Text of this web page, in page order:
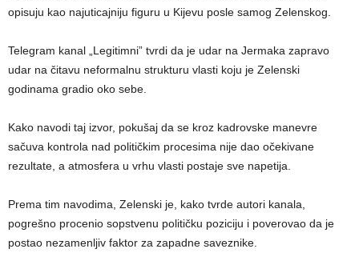
opisuju kao najuticajniju figuru u Kijevu posle samog Zelenskog.
Telegram kanal „Legitimni” tvrdi da je udar na Jermaka zapravo
udar na čitavu neformalnu strukturu vlasti koju je Zelenski
godinama gradio oko sebe.
Kako navodi taj izvor, pokušaj da se kroz kadrovske manevre
sačuva kontrola nad političkim procesima nije dao očekivane
rezultate, a atmosfera u vrhu vlasti postaje sve napetija.
Prema tim navodima, Zelenski je, kako tvrde autori kanala,
pogrešno procenio sopstvenu političku poziciju i poverovao da je
postao nezamenljiv faktor za zapadne saveznike.